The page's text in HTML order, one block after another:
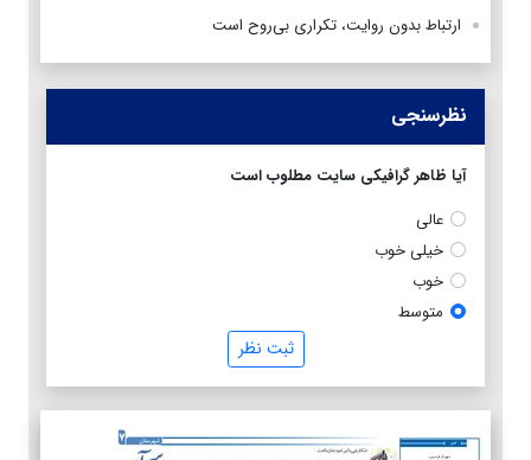
ارتباط بدون روایت، تکراری بی‌روح است
نظرسنجی
آیا ظاهر گرافیکی سایت مطلوب است
عالی
خیلی خوب
خوب
متوسط
ثبت نظر